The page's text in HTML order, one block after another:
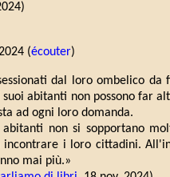
(écouter)
dal loro ombelico da
abitanti non possono far
ad ogni loro domanda.
non si sopportano
incontrare i loro cittadini.
mai più.»